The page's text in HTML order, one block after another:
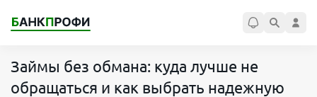
Займы без обмана: куда лучше не
обращаться и как выбрать надежную